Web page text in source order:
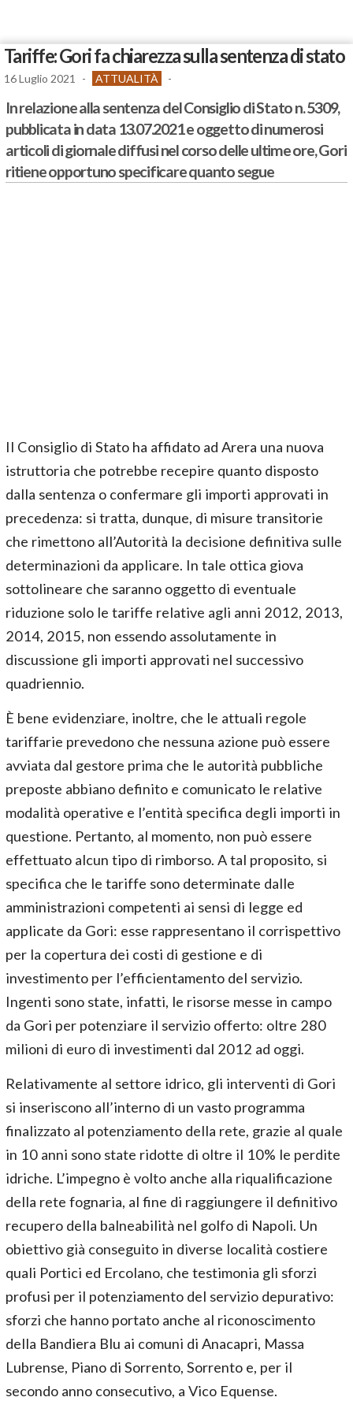
Tariffe: Gori fa chiarezza sulla sentenza di stato
16 Luglio 2021 - ATTUALITÀ -
In relazione alla sentenza del Consiglio di Stato n. 5309,
pubblicata in data 13.07.2021 e oggetto di numerosi
articoli di giornale diffusi nel corso delle ultime ore, Gori
ritiene opportuno specificare quanto segue
Il Consiglio di Stato ha affidato ad Arera una nuova
istruttoria che potrebbe recepire quanto disposto
dalla sentenza o confermare gli importi approvati in
precedenza: si tratta, dunque, di misure transitorie
che rimettono all’Autorità la decisione definitiva sulle
determinazioni da applicare. In tale ottica giova
sottolineare che saranno oggetto di eventuale
riduzione solo le tariffe relative agli anni 2012, 2013,
2014, 2015, non essendo assolutamente in
discussione gli importi approvati nel successivo
quadriennio.
È bene evidenziare, inoltre, che le attuali regole
tariffarie prevedono che nessuna azione può essere
avviata dal gestore prima che le autorità pubbliche
preposte abbiano definito e comunicato le relative
modalità operative e l’entità specifica degli importi in
questione. Pertanto, al momento, non può essere
effettuato alcun tipo di rimborso. A tal proposito, si
specifica che le tariffe sono determinate dalle
amministrazioni competenti ai sensi di legge ed
applicate da Gori: esse rappresentano il corrispettivo
per la copertura dei costi di gestione e di
investimento per l’efficientamento del servizio.
Ingenti sono state, infatti, le risorse messe in campo
da Gori per potenziare il servizio offerto: oltre 280
milioni di euro di investimenti dal 2012 ad oggi.
Relativamente al settore idrico, gli interventi di Gori
si inseriscono all’interno di un vasto programma
finalizzato al potenziamento della rete, grazie al quale
in 10 anni sono state ridotte di oltre il 10% le perdite
idriche. L’impegno è volto anche alla riqualificazione
della rete fognaria, al fine di raggiungere il definitivo
recupero della balneabilità nel golfo di Napoli. Un
obiettivo già conseguito in diverse località costiere
quali Portici ed Ercolano, che testimonia gli sforzi
profusi per il potenziamento del servizio depurativo:
sforzi che hanno portato anche al riconoscimento
della Bandiera Blu ai comuni di Anacapri, Massa
Lubrense, Piano di Sorrento, Sorrento e, per il
secondo anno consecutivo, a Vico Equense.